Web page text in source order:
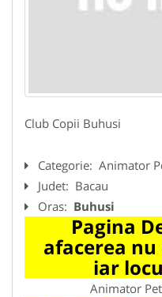
Club Copii Buhusi
Categorie: Animator
Judet: Bacau
Oras: Buhusi
Pagina
afacerea
iar
Animator